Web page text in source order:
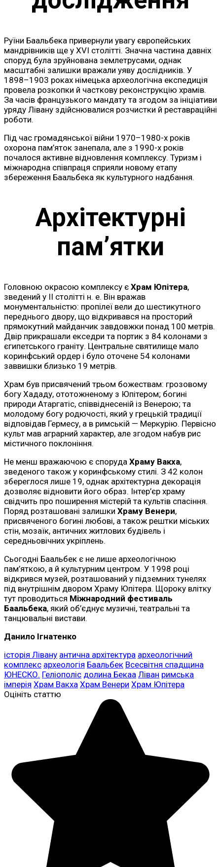
Руїни Баальбека привернули увагу європейських
мандрівників ще у XVI столітті. Значна частина давніх
споруд була зруйнована землетрусами, однак
масштабні залишки вражали уяву дослідників. У
1898–1903 роках німецька археологічна експедиція
провела розкопки й часткову реконструкцію храмів.
За часів французького мандату та згодом за ініціативи
уряду Лівану здійснювалися розчистки й реставраційні
роботи.
Під час громадянської війни 1970–1980-х років
охорона пам’яток занепала, але з 1990-х років
почалося активне відновлення комплексу. Туризм і
міжнародна співпраця сприяли новому етапу
збереження Баальбека як культурного надбання.
Архітектурні
пам’ятки
Головною окрасою комплексу є Храм Юпітера,
зведений у II столітті н. е. Він вражав
монументальністю: пропілеї вели до шестикутного
переднього двору, що відкривався на просторий
прямокутний майданчик завдовжки понад 100 метрів.
Двір прикрашали екседри та портик з 84 колонами з
єгипетського граніту. Центральне святилище мало
коринфський ордер і було оточене 54 колонами
заввишки близько 19 метрів.
Храм був присвячений трьом божествам: грозовому
богу Хададу, ототожненому з Юпітером; богині
природи Атаргатіс, співвіднесеній із Венерою; та
молодому богу родючості, який у грецькій традиції
відповідав Гермесу, а в римській — Меркурію. Первісно
культ мав аграрний характер, але згодом набув рис
містичного поклоніння.
Не менш вражаючою є споруда Храму Вакха,
зведеного також у коринфському стилі. З 42 колон
збереглося лише 19, однак архітектурна декорація
дозволяє відновити його образ. Інтер’єр храму
свідчить про поширення містерій та культів спасіння.
Поряд розташовані залишки Храму Венери,
присвяченого богині любові, а також рештки міських
стін, мозаїк, античних житлових будівель і
середньовічних укріплень.
Сьогодні Баальбек є не лише археологічною
пам’яткою, а й культурним центром. У 1998 році
відкрився музей, розташований у підземних тунелях
під внутрішнім двором Храму Юпітера. Щороку влітку
тут проводиться Міжнародний фестиваль
Баальбека, який об’єднує музичні, театральні та
танцювальні вистави.
Данило Ігнатенко
історія Лівану антична архітектура археологічний
комплекс археологія Баальбек Всесвітня спадщина
ЮНЕСКО. Геліополіс долина Бекаа Ліван римська
імперія Храм Вакха Храм Венери Храм Юпітера
Оцініть статтю